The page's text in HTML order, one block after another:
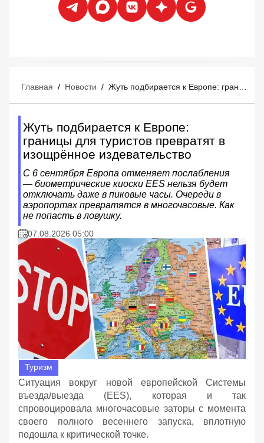
Главная / Новости /
Жуть подбирается к Европе:
границы для туристов превратят в
изощрённое издевательство
С 6 сентября Европа отменяет послабления
— биометрические киоски EES нельзя будет
отключать даже в пиковые часы. Очереди в
аэропортах превратятся в многочасовые. Как
не попасть в ловушку.
07.08.2026 05:00
Туризм
Ситуация вокруг новой европейской Системы
въезда/выезда (EES), которая и так
спровоцировала многочасовые заторы с момента
своего полного весеннего запуска, вплотную
подошла к критической точке.